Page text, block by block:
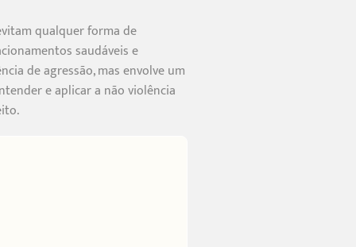
qualquer forma de
saudáveis e
de agressão, mas envolve um
e aplicar a não violência